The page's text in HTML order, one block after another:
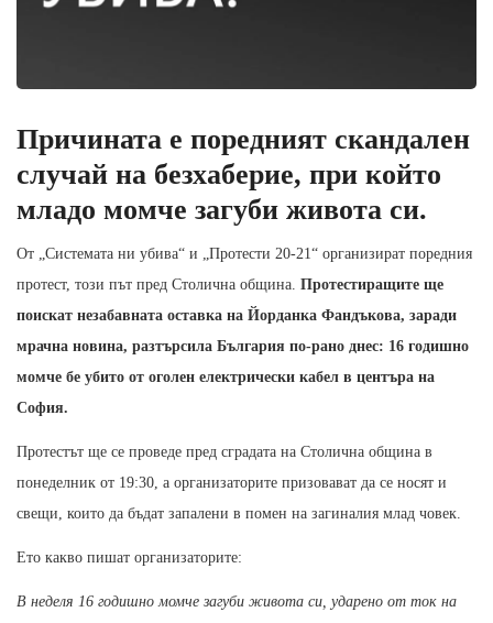
Причината е поредният скандален
случай на безхаберие, при който
младо момче загуби живота си.
От „Системата ни убива“ и „Протести 20-21“ организират поредния
протест, този път пред Столична община. Протестиращите ще
поискат незабавната оставка на Йорданка Фандъкова, заради
мрачна новина, разтърсила България по-рано днес: 16 годишно
момче бе убито от оголен електрически кабел в центъра на
София.
Протестът ще се проведе пред сградата на Столична община в
понеделник от 19:30, а организаторите призовават да се носят и
свещи, които да бъдат запалени в помен на загиналия млад човек.
Ето какво пишат организаторите:
В неделя 16 годишно момче загуби живота си, ударено от ток на